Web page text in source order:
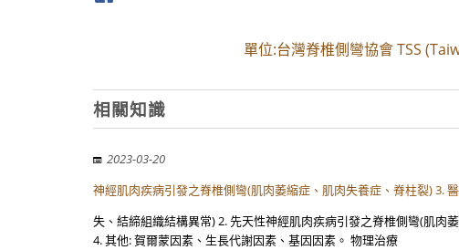
單位:台灣脊椎側彎協會 TSS
相關知識
2023-03-20
神經肌肉疾病引發之脊椎側彎(肌肉萎縮症、肌肉失養症、脊柱裂) 3.
失、結締組織結構異常) 2. 先天性神經肌肉疾病引發之脊椎側彎(肌肉
4. 其他: 賀爾蒙因素、生長代謝因素、基因因素。 物理治療